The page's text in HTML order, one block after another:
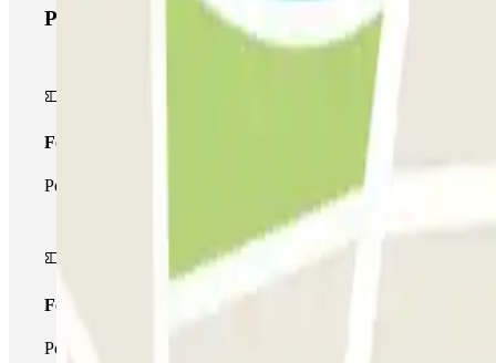
Produits Parclick
Forfait Simple
Pendant votre séjour, vous ne pourrez entrer et sortir du parking
Forfait de stationnement multiple
Pendant votre séjour, vous pouvez utiliser l'ensemble du réseau